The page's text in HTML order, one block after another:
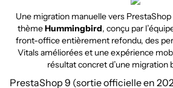
Une migration manuelle vers
thèmeHummingbird, conçu par
front-office entièrement refondu, des
Vitals améliorées et une expérience
résultat concret d’une migration
PrestaShop 9 (sortie officielle en